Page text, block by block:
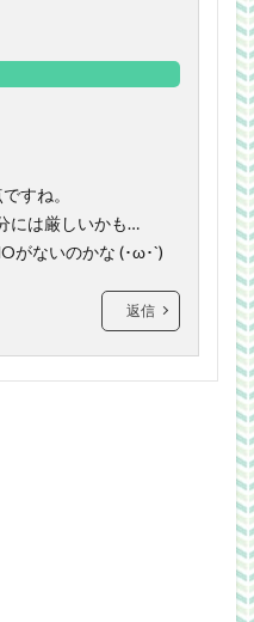
すね。
には厳しいかも…
がないのかな (･ω･`)
返信